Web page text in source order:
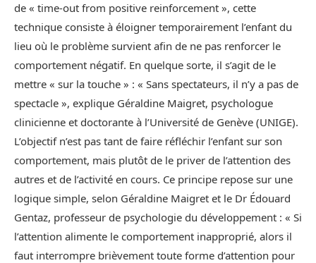
de « time-out from positive reinforcement », cette
technique consiste à éloigner temporairement l’enfant du
lieu où le problème survient afin de ne pas renforcer le
comportement négatif. En quelque sorte, il s’agit de le
mettre « sur la touche » : « Sans spectateurs, il n’y a pas de
spectacle », explique Géraldine Maigret, psychologue
clinicienne et doctorante à l’Université de Genève (UNIGE).
L’objectif n’est pas tant de faire réfléchir l’enfant sur son
comportement, mais plutôt de le priver de l’attention des
autres et de l’activité en cours. Ce principe repose sur une
logique simple, selon Géraldine Maigret et le Dr Édouard
Gentaz, professeur de psychologie du développement : « Si
l’attention alimente le comportement inapproprié, alors il
faut interrompre brièvement toute forme d’attention pour